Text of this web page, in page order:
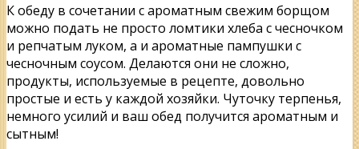
К обеду в сочетании с ароматным свежим борщом
можно подать не просто ломтики хлеба с чесночком
и репчатым луком, а и ароматные пампушки с
чесночным соусом. Делаются они не сложно,
продукты, используемые в рецепте, довольно
простые и есть у каждой хозяйки. Чуточку терпенья,
немного усилий и ваш обед получится ароматным и
сытным!